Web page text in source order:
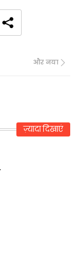
और नया
ज़्यादा दिखाएं